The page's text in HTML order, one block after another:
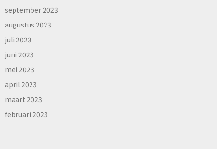
september 2023
augustus 2023
juli 2023
juni 2023
mei 2023
april 2023
maart 2023
februari 2023